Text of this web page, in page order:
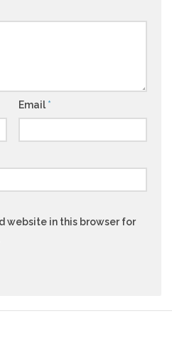
Email *
website in this browser for